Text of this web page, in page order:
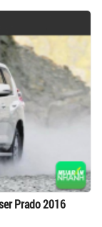
Prado 2016